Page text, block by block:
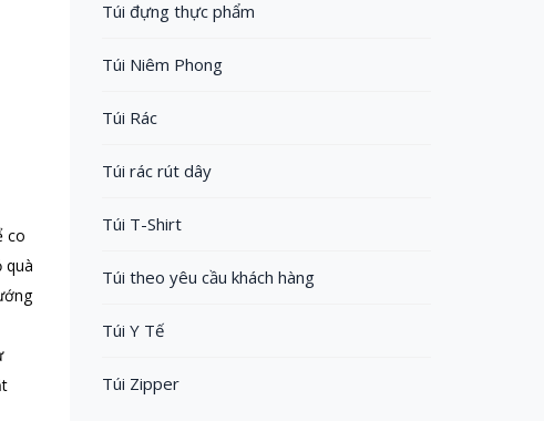
co
quà
Túi đựng thực phẩm
Túi Niêm Phong
Túi Rác
Túi rác rút dây
Túi T-Shirt
Túi theo yêu cầu khách hàng
Túi Y Tế
Túi Zipper